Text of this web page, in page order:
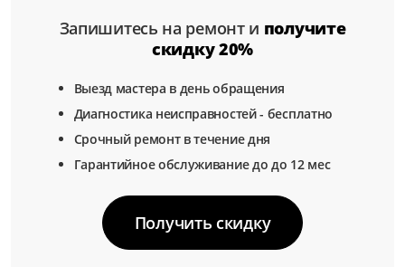
Запишитесь на ремонт и получите
скидку 20%
Выезд мастера в день обращения
Диагностика неисправностей - бесплатно
Срочный ремонт в течение дня
Гарантийное обслуживание до до 12 мес
Получить скидку